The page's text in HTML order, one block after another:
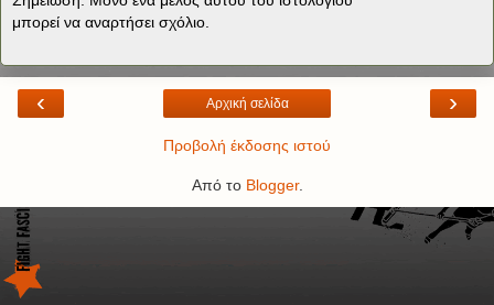
μπορεί να αναρτήσει σχόλιο.
‹ ›
Αρχική σελίδα
Προβολή έκδοσης ιστού
Από το Blogger.